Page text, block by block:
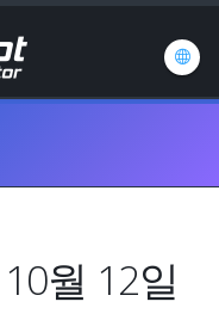
월 12일